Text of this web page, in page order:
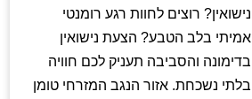
נישואין? רוצים לחוות רגע רומנטי
אמיתי בלב הטבע? הצעת נישואין
בדימונה והסביבה תעניק לכם חוויה
בלתי נשכחת. אזור הנגב המזרחי טומן